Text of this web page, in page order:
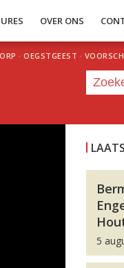
OVER ONS
· OEGSTGEEST ·
5